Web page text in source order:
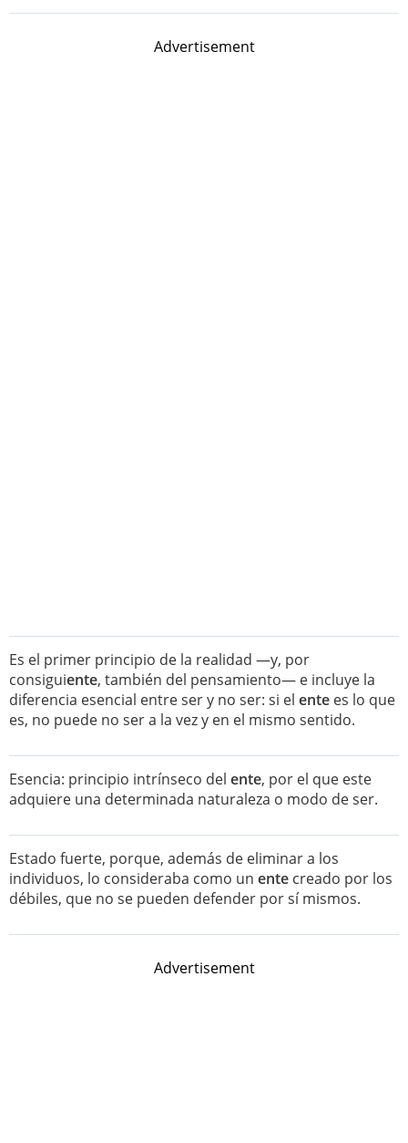
Advertisement
Es el primer principio de la realidad —y, por
consiguiente, también del pensamiento— e incluye la
diferencia esencial entre ser y no ser: si el ente es lo que
es, no puede no ser a la vez y en el mismo sentido.
Esencia: principio intrínseco del ente, por el que este
adquiere una determinada naturaleza o modo de ser.
Estado fuerte, porque, además de eliminar a los
individuos, lo consideraba como un ente creado por los
débiles, que no se pueden defender por sí mismos.
Advertisement